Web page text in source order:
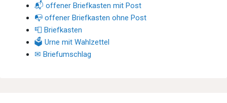
📬 offener Briefkasten mit Post
📭 offener Briefkasten ohne Post
📮 Briefkasten
🗳 Urne mit Wahlzettel
✉ Briefumschlag